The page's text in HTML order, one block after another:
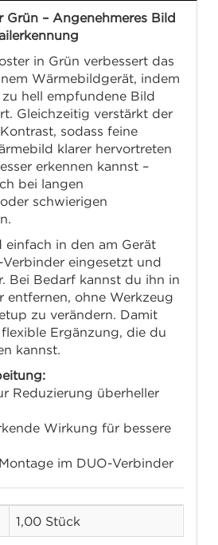
Grün – Angenehmeres Bild
in Grün verbessert das
Wärmebildgerät, indem
hell empfundene Bild
Gleichzeitig verstärkt der
sodass feine
klarer hervortreten
erkennen kannst –
bei langen
schwierigen
einfach in den am Gerät
eingesetzt und
Bei Bedarf kannst du ihn in
entfernen, ohne Werkzeug
zu verändern. Damit
Ergänzung, die du
kannst.
Reduzierung überheller
Wirkung für bessere
im DUO-Verbinder
1,00 Stück